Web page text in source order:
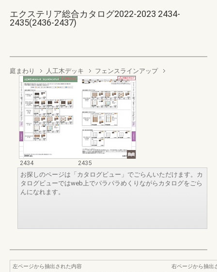
エクステリア総合カタログ2022-2023 2434-
2435(2436-2437)
庭まわり 人工木デッキ フェンスラインアップ
2434
2435
お探しのページは「カタログビュー」でごらんいただけます。カ
タログビューではweb上でパラパラめくりながらカタログをごら
んになれます。
左ページから抽出された内容
右ページから抽出